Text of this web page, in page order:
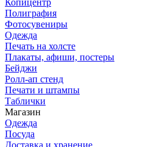
Полиграфия
Фотосувениры
Одежда
Печать на холсте
Плакаты, афиши, постеры
Бейджи
Ролл-ап стенд
Печати и штампы
Таблички
Магазин
Одежда
Посуда
Доставка и хранение